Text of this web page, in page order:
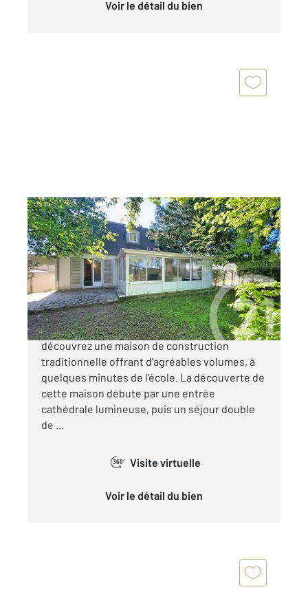
Voir le détail du bien
BARBIZON 77
144 m2, 6 pièces
Ref : 3154
Maison à vendre
440 000 €
BARBIZON : Face à la plaine de l'Angélus,
découvrez une maison de construction
traditionnelle offrant d'agréables volumes, à
quelques minutes de l'école. La découverte de
cette maison débute par une entrée
cathédrale lumineuse, puis un séjour double
de ...
360° Visite virtuelle
Voir le détail du bien